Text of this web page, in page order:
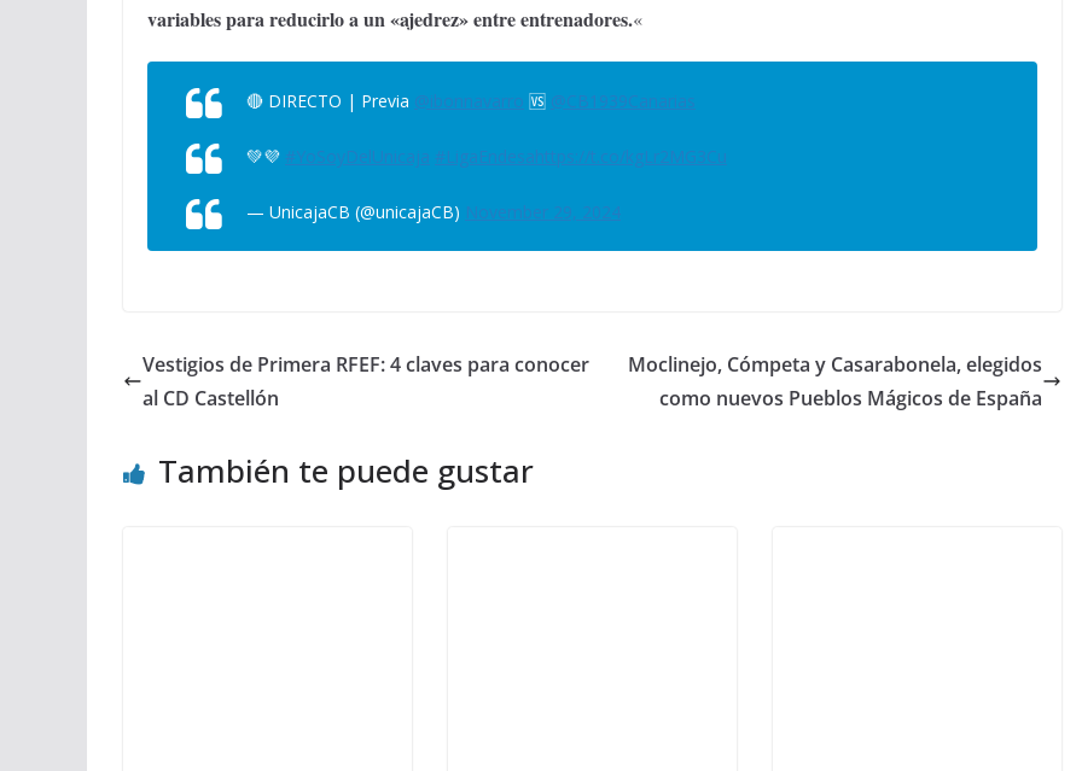
variables para reducirlo a un «ajedrez» entre entrenadores.«
🔴 DIRECTO | Previa @ibonnavarro 🆚 @CB1939Canarias
💚💜 #YoSoyDelUnicaja #LigaEndesahttps://t.co/kgLr2MG3Cu
— UnicajaCB (@unicajaCB) November 29, 2024
Vestigios de Primera RFEF: 4 claves para conocer
al CD Castellón
Moclinejo, Cómpeta y Casarabonela, elegidos
como nuevos Pueblos Mágicos de España
También te puede gustar